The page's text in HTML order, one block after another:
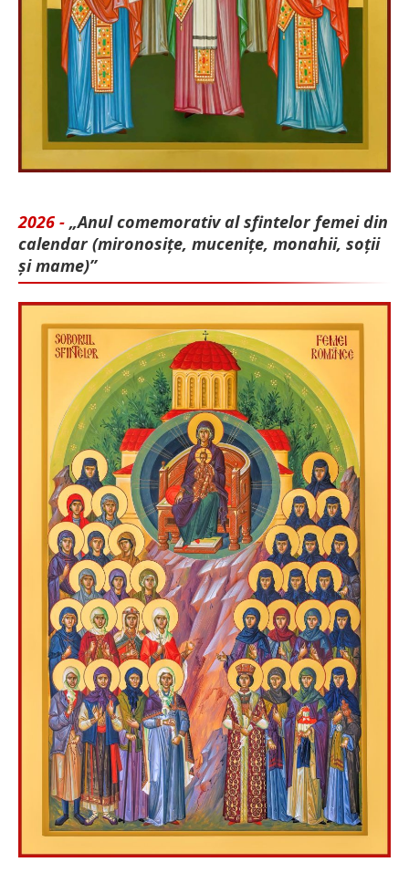
2026 - „Anul comemorativ al sfintelor femei din
calendar (mironosițe, mu­cenițe, monahii, soții
și mame)”